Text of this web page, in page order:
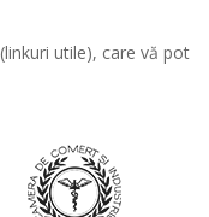
utile), care vă pot